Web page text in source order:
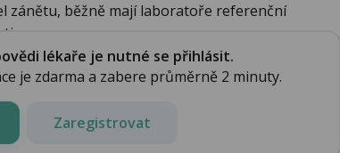
zánětu, běžně mají laboratoře referenční
lékaře je nutné se přihlásit.
je zdarma a zabere průměrně 2 minuty.
Zaregistrovat